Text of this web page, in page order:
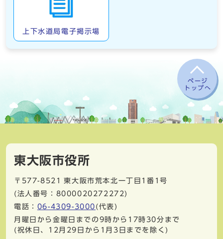
上下水道局電子掲示場
ページ
トップへ
東大阪市役所
〒577-8521
東大阪市荒本北一丁目1番1号
(法人番号：8000020272272)
電話： 06-4309-3000 (代表)
月曜日から金曜日までの9時から17時30分まで
(祝休日、12月29日から1月3日までを除く)